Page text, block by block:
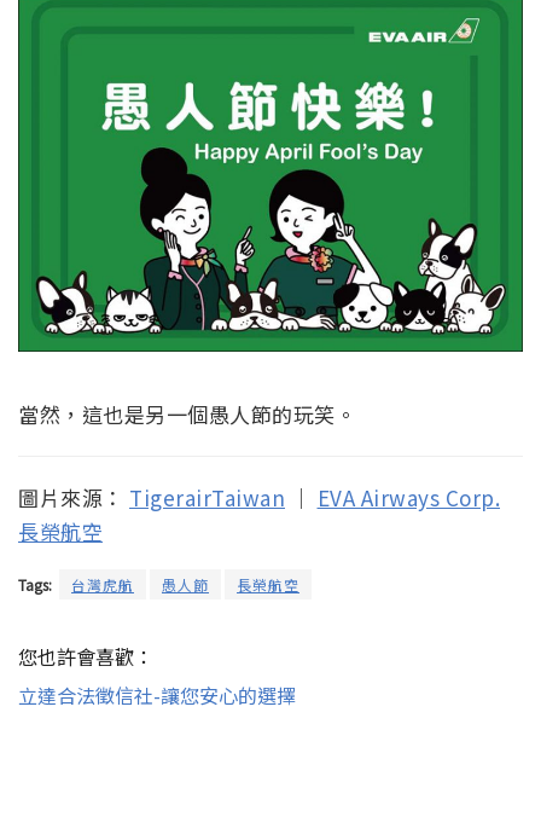
當然，這也是另一個愚人節的玩笑。
圖片來源： TigerairTaiwan ｜ EVA Airways Corp.
長榮航空
Tags: 台灣虎航 愚人節 長榮航空
您也許會喜歡：
立達合法徵信社-讓您安心的選擇